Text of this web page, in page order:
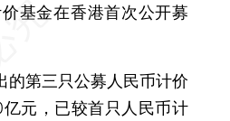
基金在香港首次公开募
第三只公募人民币计价
元，已较首只人民币计